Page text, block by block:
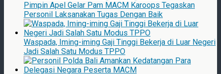
Pimpin Apel Gelar Pam MACM Karoops Tegaskan
Personil Laksanakan Tugas Dengan Baik
Waspada, Iming-iming Gaji Tinggi Bekerja di Luar Negeri
Jadi Salah Satu Modus TPPO